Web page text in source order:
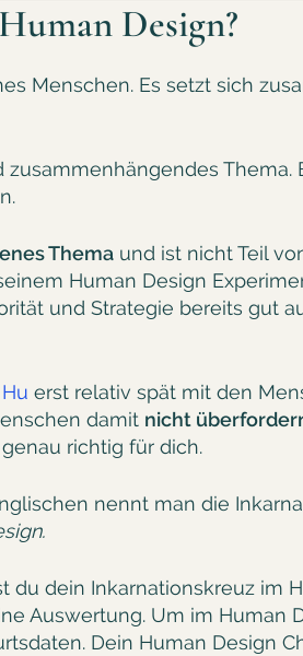
Design?
Menschen. Es setzt sich
Thema.
Thema und ist nicht Teil
Human Design
und Strategie bereits gut
erst relativ spät mit den
damit nicht
richtig für dich.
nennt man die
du dein Inkarnationskreuz im
Auswertung. Um im Human
Dein Human Design